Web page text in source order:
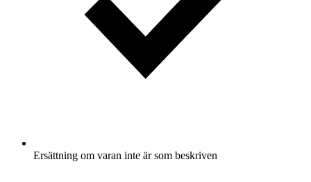
Ersättning om varan inte är som beskriven